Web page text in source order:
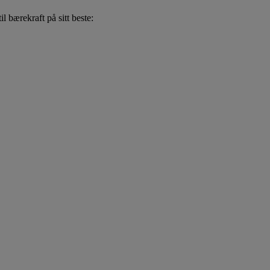
bærekraft på sitt beste: